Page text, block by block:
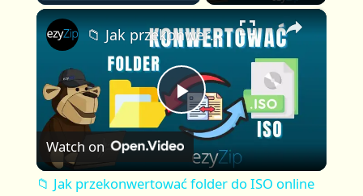
l n
m
u
t
u
l
c
r
×
P
📁 Jak przekonwertować folder do ISO online za darmo | Bez instalacji oprogramowania
Watch on
📁 Jak przekonwertować folder do ISO online